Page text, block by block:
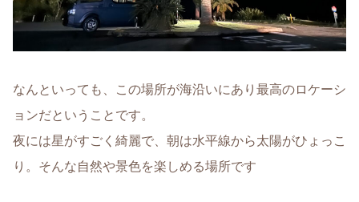
なんといっても、この場所が海沿いにあり最高のロケーシ
ョンだということです。
夜には星がすごく綺麗で、朝は水平線から太陽がひょっこ
り。そんな自然や景色を楽しめる場所です